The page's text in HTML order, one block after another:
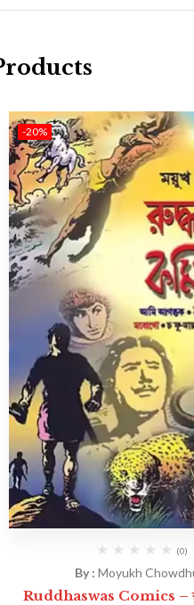
-20%
(0)
By : Moyukh
Ruddhaswas Comics –